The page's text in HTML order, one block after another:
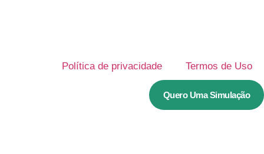
Política de privacidade Termos de Uso
Quero Uma Simulação